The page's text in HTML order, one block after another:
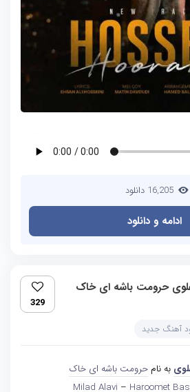
16,205 دانلود
ادامه و دانلود
علوی حرومت باشه ای خاک
329
آهنگ جدید
به نامحرومت باشه ای خاک
Milad Alavi – Haroomet